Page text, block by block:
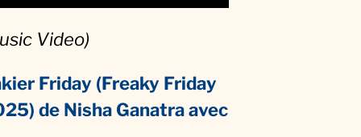
Video)
Friday (Freaky Friday
de Nisha Ganatraavec